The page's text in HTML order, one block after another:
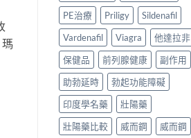
南〉
買
指
南〉
2026：
口
服
藥、
噴
劑、
雙
效
片
點
PE治療
Priligy
Sildenafil
Vardenafil
Viagra
他達拉非
保健品
前列腺健康
副作用
助勃延時
勃起功能障礙
印度學名藥
壯陽藥
壯陽藥比較
威而鋼
威而鋼